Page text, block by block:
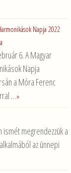
Napja 2022
6. A Magyar
Napja
a Móra Ferenc
…»
megrendezzük a
az ünnepi